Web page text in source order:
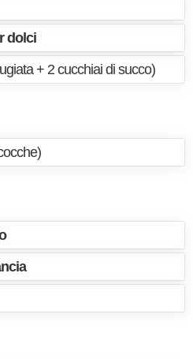
dolci
+ 2 cucchiai di succo)